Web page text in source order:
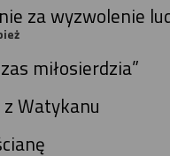
za wyzwolenie
miłosierdzia”
Watykanu